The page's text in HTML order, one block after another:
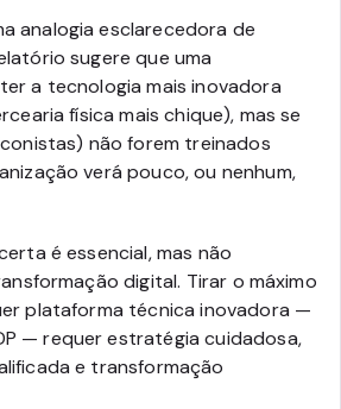
analogia esclarecedora de
sugere que uma
a tecnologia mais inovadora
física mais chique), mas se
não forem treinados
verá pouco, ou nenhum,
é essencial, mas não
digital. Tirar o máximo
plataforma técnica inovadora —
— requer estratégia cuidadosa,
e transformação